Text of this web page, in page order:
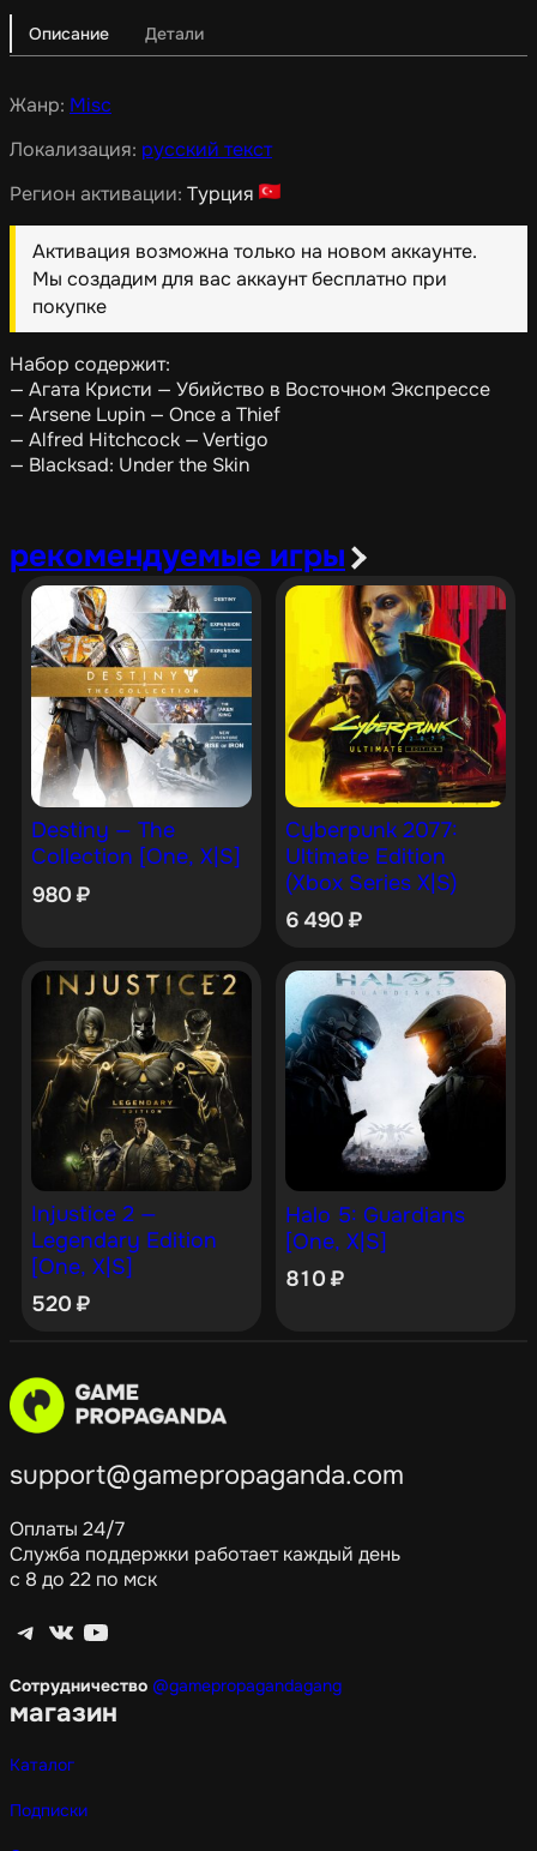
Описание Детали
Жанр: Misc
Локализация: русский текст
Регион активации: Турция
Активация возможна только на новом аккаунте.
Мы создадим для вас аккаунт бесплатно при
покупке
Набор содержит:
— Агата Кристи — Убийство в Восточном Экспрессе
— Arsene Lupin — Once a Thief
— Alfred Hitchcock — Vertigo
— Blacksad: Under the Skin
рекомендуемые игры
Destiny — The
Collection [One, X|S]
980₽
Cyberpunk 2077:
Ultimate Edition
(Xbox Series X|S)
6 490₽
Injustice 2 —
Legendary Edition
[One, X|S]
520₽
Halo 5: Guardians
[One, X|S]
810₽
support@gamepropaganda.com
Оплаты 24/7
Служба поддержки работает каждый день
с 8 до 22 по мск
Telegram ВКонтакте YouTube
Сотрудничество @gamepropagandagang
магазин
Каталог
Подписки